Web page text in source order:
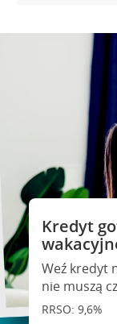
Kredyt
Weź kredyt
nie muszą
RRSO: 9,6%